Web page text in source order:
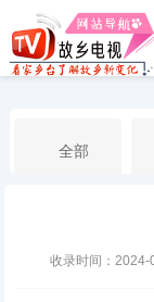
全部
收录时间：2024-